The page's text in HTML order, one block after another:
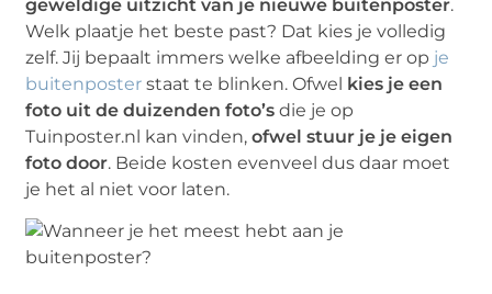
geweldige uitzicht van je nieuwe buitenposter.
Welk plaatje het beste past? Dat kies je volledig
zelf. Jij bepaalt immers welke afbeelding er op je
buitenposter staat te blinken. Ofwel kies je een
foto uit de duizenden foto’s die je op
Tuinposter.nl kan vinden,ofwel stuur je je eigen
foto door. Beide kosten evenveel dus daar moet
je het al niet voor laten.